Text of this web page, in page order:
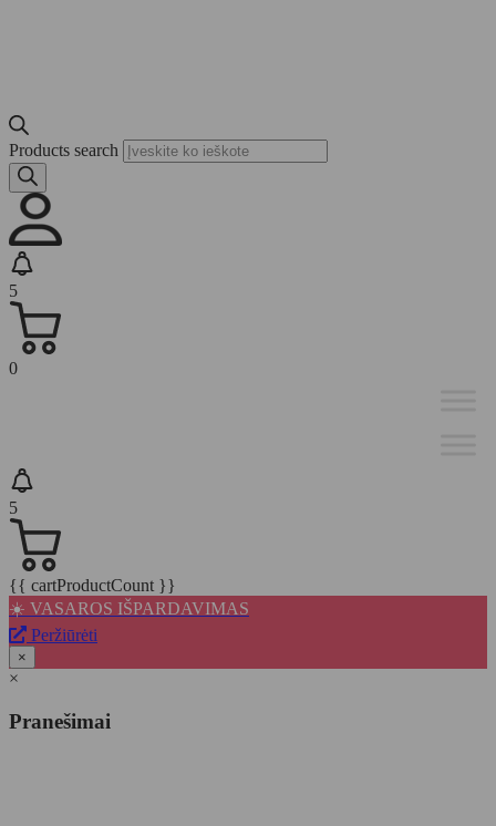
Products search
5
0
5
{{ cartProductCount }}
☀️ VASAROS IŠPARDAVIMAS
Peržiūrėti
×
×
Pranešimai